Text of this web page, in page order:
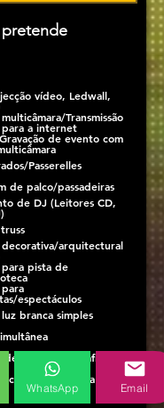
vídeo, Ledwall,
Transmissão
a internet
de evento com
Passerelles
de palco/passadeiras
de DJ (Leitores CD,
decorativa/arquitectural
para pista de
espectáculos
branca simples
e/ou fotografia
ou multimédia
WhatsApp Email